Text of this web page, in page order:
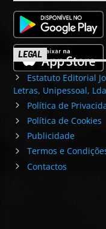
LEGAL
Estatuto Editorial
Letras, Unipessoal,
Política de
Política de Cookies
Publicidade
Termos e
Contactos